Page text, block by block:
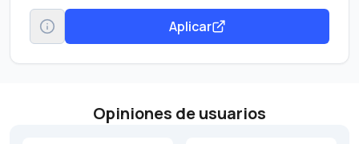
Aplicar
Opiniones de usuarios